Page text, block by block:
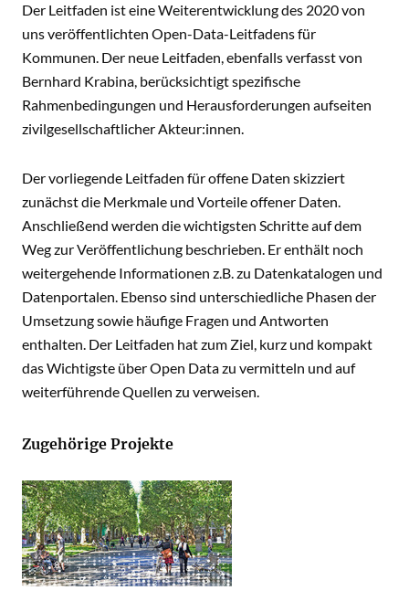
Der Leitfaden ist eine Weiterentwicklung des 2020 von
uns veröffentlichten Open-Data-Leitfadens für
Kommunen. Der neue Leitfaden, ebenfalls verfasst von
Bernhard Krabina, berücksichtigt spezifische
Rahmenbedingungen und Herausforderungen aufseiten
zivilgesellschaftlicher Akteur:innen.
Der vorliegende Leitfaden für offene Daten skizziert
zunächst die Merkmale und Vorteile offener Daten.
Anschließend werden die wichtigsten Schritte auf dem
Weg zur Veröffentlichung beschrieben. Er enthält noch
weitergehende Informationen z.B. zu Datenkatalogen und
Datenportalen. Ebenso sind unterschiedliche Phasen der
Umsetzung sowie häufige Fragen und Antworten
enthalten. Der Leitfaden hat zum Ziel, kurz und kompakt
das Wichtigste über Open Data zu vermitteln und auf
weiterführende Quellen zu verweisen.
Zugehörige Projekte